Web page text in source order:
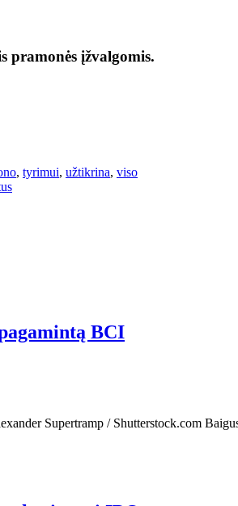
pramonės įžvalgomis.
, tyrimui, užtikrina, viso
BCI
Supertramp / Shutterstock.com